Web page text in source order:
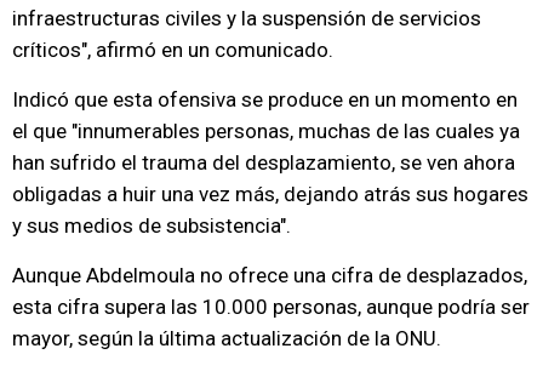
infraestructuras civiles y la suspensión de servicios
críticos", afirmó en un comunicado.
Indicó que esta ofensiva se produce en un momento en
el que "innumerables personas, muchas de las cuales ya
han sufrido el trauma del desplazamiento, se ven ahora
obligadas a huir una vez más, dejando atrás sus hogares
y sus medios de subsistencia".
Aunque Abdelmoula no ofrece una cifra de desplazados,
esta cifra supera las 10.000 personas, aunque podría ser
mayor, según la última actualización de la ONU.